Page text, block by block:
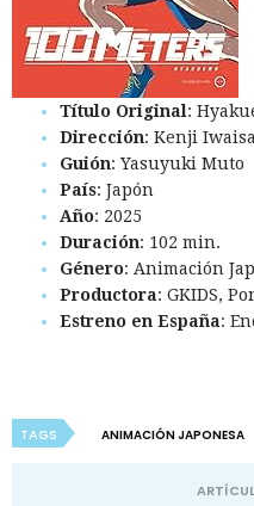
Título Original:
Dirección: Kenji
Guión: Yasuyuki Muto
País: Japón
Año: 2025
Duración: 102 min.
Género: Animación
Productora: GKIDS,
Estreno en España:
TAGS ANIMACIÓN JAPONESA